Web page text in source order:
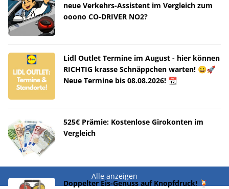
neue Verkehrs-Assistent im Vergleich zum
ooono CO-DRIVER NO2?
Lidl Outlet Termine im August - hier können
RICHTIG krasse Schnäppchen warten! 😀🚀
Neue Termine bis 08.08.2026! 📆
525€ Prämie: Kostenlose Girokonten im
Vergleich
Alle anzeigen
Doppelter Eis-Genuss auf Knopfdruck! 🍹